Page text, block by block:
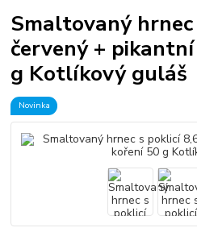
Smaltovaný
červený +
g Kotlíkový guláš
Novinka